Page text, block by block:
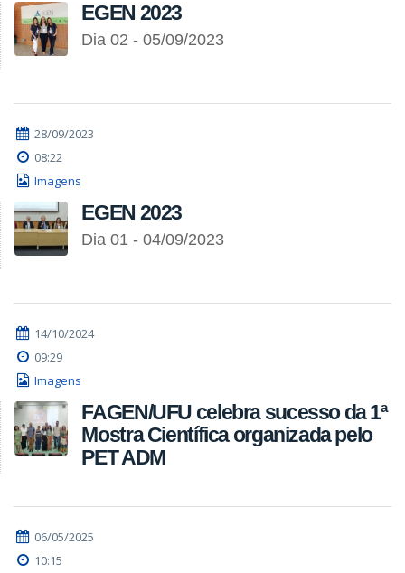
EGEN 2023
Dia 02 - 05/09/2023
28/09/2023
08:22
Imagens
EGEN 2023
Dia 01 - 04/09/2023
14/10/2024
09:29
Imagens
FAGEN/UFU celebra sucesso da 1ª
Mostra Científica organizada pelo
PET ADM
06/05/2025
10:15